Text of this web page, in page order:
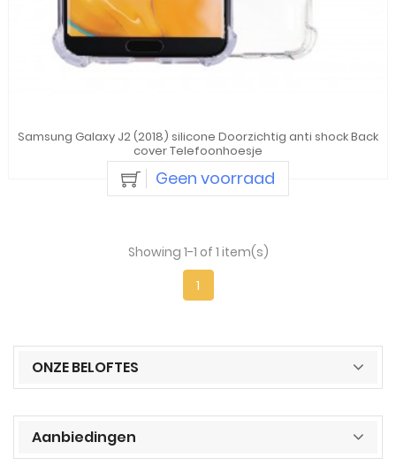
Samsung Galaxy J2 (2018) silicone Doorzichtig anti shock Back
cover Telefoonhoesje
Geen voorraad
Showing 1-1 of 1 item(s)
1
ONZE BELOFTES
Aanbiedingen